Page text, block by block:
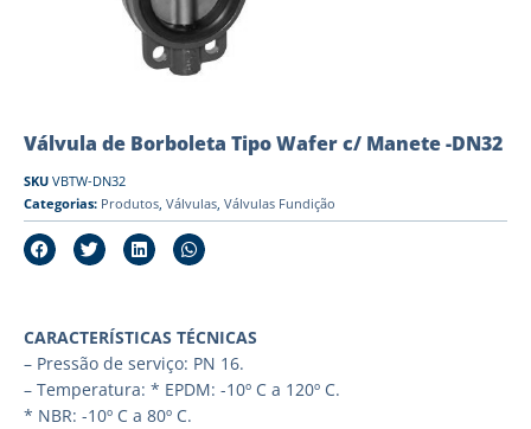
Válvula de Borboleta Tipo Wafer c/ Manete -DN32
SKU VBTW-DN32
Categorias: Produtos, Válvulas, Válvulas Fundição
CARACTERÍSTICAS TÉCNICAS
– Pressão de serviço: PN 16.
– Temperatura: * EPDM: -10º C a 120º C.
* NBR: -10º C a 80º C.